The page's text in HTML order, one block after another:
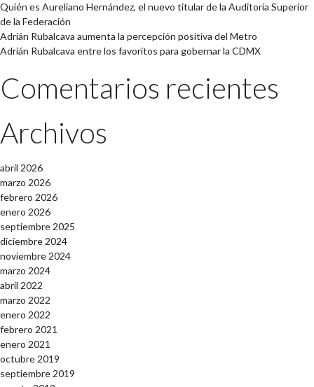
Quién es Aureliano Hernández, el nuevo titular de la Auditoría Superior
de la Federación
Adrián Rubalcava aumenta la percepción positiva del Metro
Adrián Rubalcava entre los favoritos para gobernar la CDMX
Comentarios recientes
Archivos
abril 2026
marzo 2026
febrero 2026
enero 2026
septiembre 2025
diciembre 2024
noviembre 2024
marzo 2024
abril 2022
marzo 2022
enero 2022
febrero 2021
enero 2021
octubre 2019
septiembre 2019